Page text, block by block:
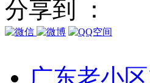
分享到 ：
广东老小